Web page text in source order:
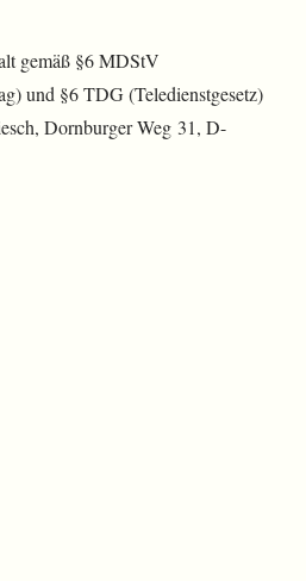
gemäß §6 MDStV
und §6 TDG (Teledienstgesetz)
Dornburger Weg 31, D-